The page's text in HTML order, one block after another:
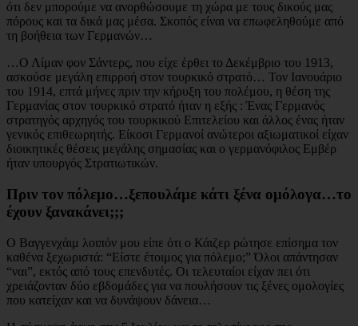
ότι δεν μπορούμε να ανορθώσουμε τη χώρα με τους δικούς μας
πόρους και τα δικά μας μέσα. Σκοπός είναι να επωφεληθούμε από
τη βοήθεια των Γερμανών…
…Ο Λίμαν φον Σάντερς, που είχε έρθει το Δεκέμβριο του 1913,
ασκούσε μεγάλη επιρροή στον τουρκικό στρατό… Τον Ιανουάριο
του 1914, επτά μήνες πριν την κήρυξη του πολέμου, η θέση της
Γερμανίας στον τουρκικό στρατό ήταν η εξής : Ένας Γερμανός
στρατηγός αρχηγός του τουρκικού Επιτελείου και άλλος ένας ήταν
γενικός επιθεωρητής. Είκοσι Γερμανοί ανώτεροι αξιωματικοί είχαν
διοικητικές θέσεις μεγάλης σημασίας και ο γερμανόφιλος Εμβέρ
ήταν υπουργός Στρατιωτικών.
Πριν τον πόλεμο…ξεπουλάμε κάτι ξένα ομόλογα…το
έχουν ξανακάνει;;;
Ο Βαγγενχάιμ λοιπόν μου είπε ότι ο Κάιζερ ρώτησε επίσημα τον
καθένα ξεχωριστά: “Είστε έτοιμος για πόλεμο;” Όλοι απάντησαν
“ναι”, εκτός από τους επενδυτές. Οι τελευταίοι είχαν πει ότι
χρειάζονταν δύο εβδομάδες για να πουλήσουν τις ξένες ομολογίες
που κατείχαν και να δυνάψουν δάνεια…